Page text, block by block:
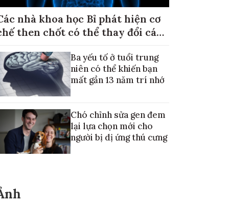
nhà khoa học Bỉ phát hiện cơ
then chốt có thể thay đổi cách
Ba yếu tố ở tuổi trung
niên có thể khiến bạn
mất gần 13 năm trí nhớ
Chó chỉnh sửa gen đem
lại lựa chọn mới cho
người bị dị ứng thú cưng